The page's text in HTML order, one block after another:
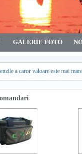
GALERIE FOTO
a caror valoare este mai